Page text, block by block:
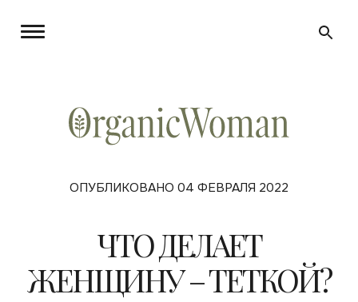
ОПУБЛИКОВАНО 04 ФЕВРАЛЯ 2022
ЧТО ДЕЛАЕТ
ЖЕНЩИНУ – ТЕТКОЙ?